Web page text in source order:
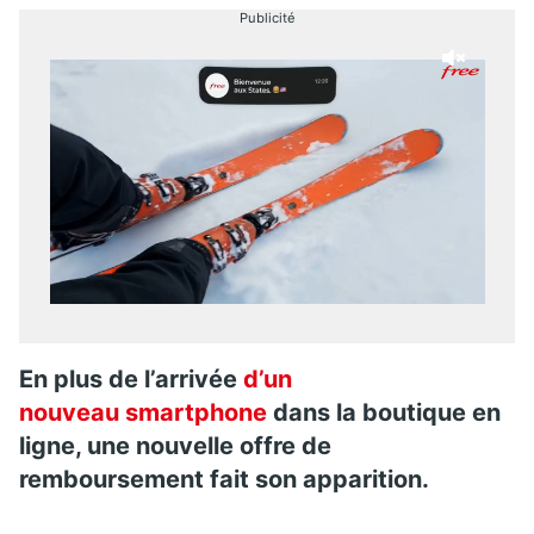
Publicité
En plus de l’arrivée d’un
nouveau smartphone dans la boutique en
ligne, une nouvelle offre de
remboursement fait son apparition.